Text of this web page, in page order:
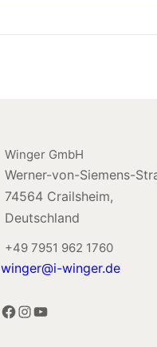
Winger GmbH
Werner-von-Siemens-
74564 Crailsheim,
Deutschland
+49 7951 962 1760
winger@i-winger.de
Facebook Instagram YouTube